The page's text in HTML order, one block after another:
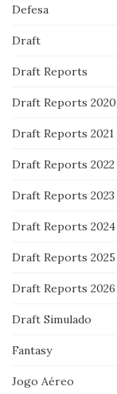
Defesa
Draft
Draft Reports
Draft Reports 2020
Draft Reports 2021
Draft Reports 2022
Draft Reports 2023
Draft Reports 2024
Draft Reports 2025
Draft Reports 2026
Draft Simulado
Fantasy
Jogo Aéreo